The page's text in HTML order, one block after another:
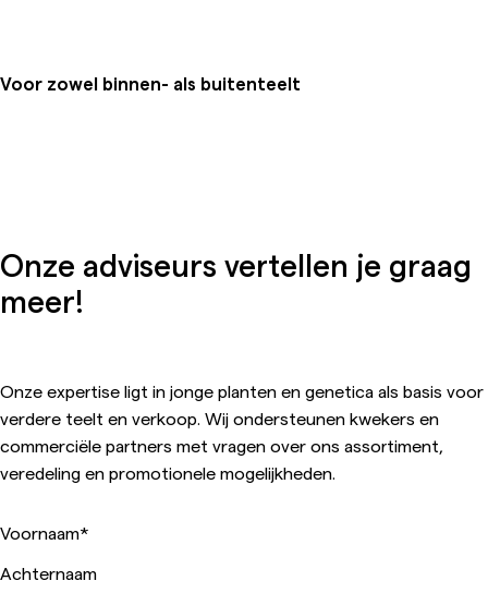
Voor zowel binnen- als buitenteelt
Onze adviseurs vertellen je graag
meer!
Onze expertise ligt in jonge planten en genetica als basis voor
verdere teelt en verkoop. Wij ondersteunen kwekers en
commerciële partners met vragen over ons assortiment,
veredeling en promotionele mogelijkheden.
Voornaam*
Achternaam